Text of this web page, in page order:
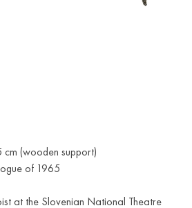
(wooden support)
of 1965
at the Slovenian National Theatre